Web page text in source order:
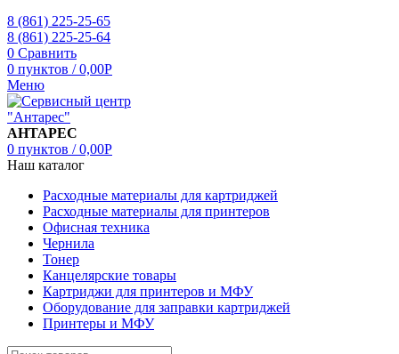
8 (861) 225-25-65
8 (861) 225-25-64
0 Сравнить
0 пунктов / 0,00Р
Меню
АНТАРЕС
0 пунктов / 0,00Р
Наш каталог
Расходные материалы для картриджей
Расходные материалы для принтеров
Офисная техника
Чернила
Тонер
Канцелярские товары
Картриджи для принтеров и МФУ
Оборудование для заправки картриджей
Принтеры и МФУ